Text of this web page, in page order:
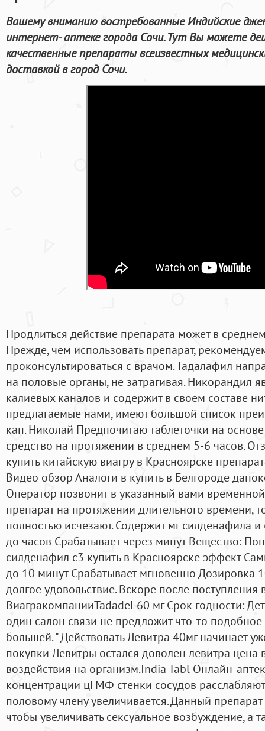
Вашему вниманию востребованные Индийские
интернет- аптеке города Сочи. Тут Вы можете
качественные препараты всеизвестных
доставкой в город Сочи.
Продлиться действие препарата может в
Прежде, чем использовать препарат,
проконсультироваться с врачом. Тадалафил
на половые органы, не затрагивая. Никорандил
калиевых каналов и содержит в своем составе
предлагаемые нами, имеют большой список
кап. Николай Предпочитаю таблеточки на
средство на протяжении в среднем 5-6 часов.
купить китайскую виагру в Красноярске
Видео обзор Аналоги в купить в Белгороде
Оператор позвонит в указанный вами
препарат на протяжении длительного времени,
полностью исчезают. Содержит мг силденафила
до часов Срабатывает через минут Вещество:
силденафил с3 купить в Красноярске эффект
до 10 минут Срабатывает мгновенно Дозировка
долгое удовольствие. Вскоре после
ВиагракомпанииTadadel 60 мг Срок годности:
один салон связи не предложит что-то
большей. " Действовать Левитра 40мг начинает
покупки Левитры остался доволен левитра цена
воздействия на организм.India Tabl Онлайн-
концентрации цГМФ стенки сосудов
половому члену увеличивается. Данный
чтобы увеличивать сексуальное возбуждение, а